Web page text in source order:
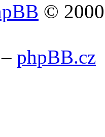
©
phpBB.cz